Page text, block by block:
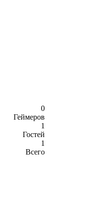
0
Геймеров
1
Гостей
1
Всего